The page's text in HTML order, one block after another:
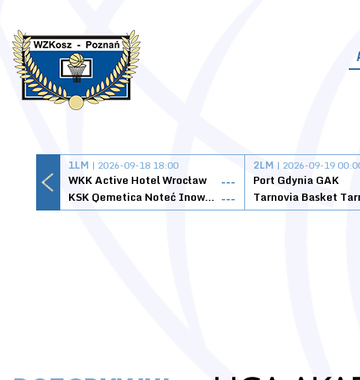
1LM | 2026-09-18 18:00
WKK Active Hotel Wrocław
---
KSK Qemetica Noteć Inowrocław ---
2LM | 2026-09-19
Port Gdynia GAK